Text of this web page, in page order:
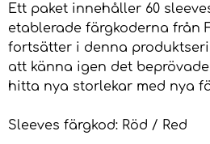
Ett paket innehåller 60
etablerade färgkoderna från
fortsätter i denna
att känna igen det
hitta nya storlekar med nya
Sleeves färgkod: Röd / Red